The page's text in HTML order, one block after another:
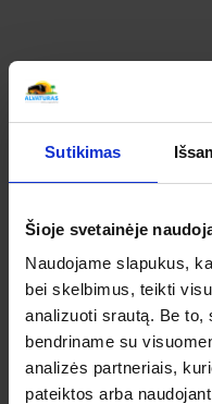
Sutikimas
Šioje svetainėje
Naudojame slapukus,
bei skelbimus, teikti
analizuoti srautą. Be to,
bendriname su
analizės partneriais,
pateiktos arba